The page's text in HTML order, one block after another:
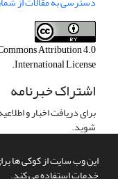
این وب سایت از کوکی ها
خدمات استفاده می کند.
Attribution 4.0
International License
.
اشتراک خبرنامه
برای دریافت اخبار و
شوید.